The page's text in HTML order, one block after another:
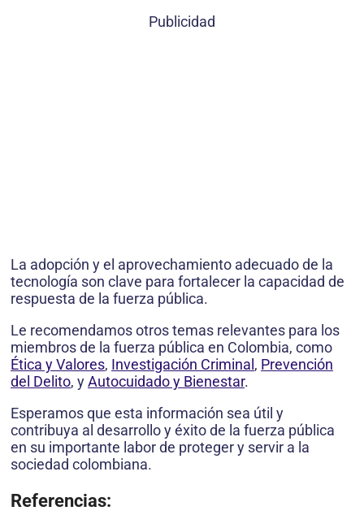
Publicidad
La adopción y el aprovechamiento adecuado de la
tecnología son clave para fortalecer la capacidad de
respuesta de la fuerza pública.
Le recomendamos otros temas relevantes para los
miembros de la fuerza pública en Colombia, como
Ética y Valores, Investigación Criminal , Prevención
del Delito, yAutocuidado y Bienestar.
Esperamos que esta información sea útil y
contribuya al desarrollo y éxito de la fuerza pública
en su importante labor de proteger y servir a la
sociedad colombiana.
Referencias: